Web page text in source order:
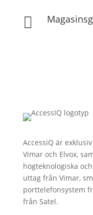

AccessiQ är
Vimar och Elvox,
högteknologiska
uttag från Vimar,
porttelefonsystem
från Satel.